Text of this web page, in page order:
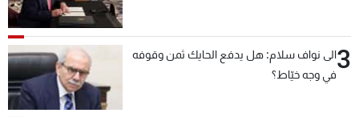
3الى نواف سلام: هل يدفع الحايك ثمن وقوفه
في وجه خيّاط؟